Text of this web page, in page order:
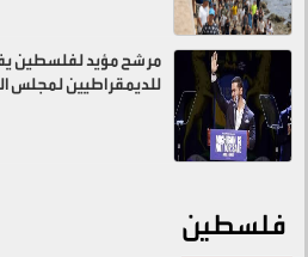
مرشح مؤيد لفلسطين
للديمقراطيين لمجلس
فلسطين